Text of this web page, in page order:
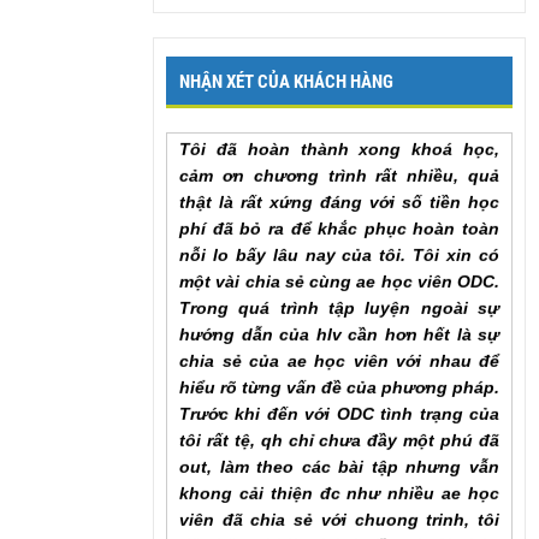
NHẬN XÉT CỦA KHÁCH HÀNG
Mr. Khang, Lâm Đồng
cảm ơn chương trình rất nhiều, quả
thật là rất xứng đáng với số tiền học
phí đã bỏ ra để khắc phục hoàn toàn
nỗi lo bấy lâu nay của tôi. Tôi xin có
một vài chia sẻ cùng ae học viên ODC.
Trong quá trình tập luyện ngoài sự
hướng dẫn của hlv cần hơn hết là sự
chia sẻ của ae học viên với nhau để
hiểu rõ từng vấn đề của phương pháp.
Trước khi đến với ODC tình trạng của
tôi rất tệ, qh chỉ chưa đầy một phú đã
out, làm theo các bài tập nhưng vẫn
khong cải thiện đc như nhiều ae học
viên đã chia sẻ với chuong trinh, tôi
đã chăm chỉ làm lại từ đầu và tôi nhận